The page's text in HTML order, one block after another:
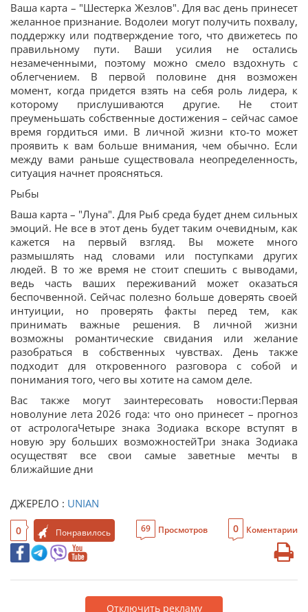
Ваша карта – "Шестерка Жезлов". Для вас день принесет
желанное признание. Водолеи могут получить похвалу,
поддержку или подтверждение того, что движетесь по
правильному пути. Ваши усилия не остались
незамеченными, поэтому можно смело вздохнуть с
облегчением. В первой половине дня возможен
момент, когда придется взять на себя роль лидера, к
которому прислушиваются другие. Не стоит
преуменьшать собственные достижения – сейчас самое
время гордиться ими. В личной жизни кто-то может
проявить к вам больше внимания, чем обычно. Если
между вами раньше существовала неопределенность,
ситуация начнет проясняться.
Рыбы
Ваша карта – "Луна". Для Рыб среда будет днем сильных
эмоций. Не все в этот день будет таким очевидным, как
кажется на первый взгляд. Вы можете много
размышлять над словами или поступками других
людей. В то же время не стоит спешить с выводами,
ведь часть ваших переживаний может оказаться
беспочвенной. Сейчас полезно больше доверять своей
интуиции, но проверять факты перед тем, как
принимать важные решения. В личной жизни
возможны романтические свидания или желание
разобраться в собственных чувствах. День также
подходит для откровенного разговора с собой и
понимания того, чего вы хотите на самом деле.
Вас также могут заинтересовать новости:Первая
новолуние лета 2026 года: что оно принесет – прогноз
от астрологаЧетыре знака Зодиака вскоре вступят в
новую эру больших возможностейТри знака Зодиака
осуществят все свои самые заветные мечты в
ближайшие дни
ДЖЕРЕЛО : UNIAN
0 Понравилось 69 Просмотров 0 Коментарии
Отключить рекламу